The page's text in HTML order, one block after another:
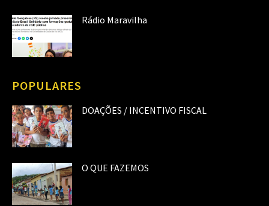
Rádio Maravilha
POPULARES
DOAÇÕES / INCENTIVO FISCAL
O QUE FAZEMOS